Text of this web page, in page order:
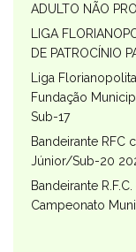
ADULTO NÃO
LIGA
DE PATROCÍNIO
Liga
Fundação
Sub-17
Bandeirante RFC
Júnior/Sub-20
Bandeirante
Campeonato